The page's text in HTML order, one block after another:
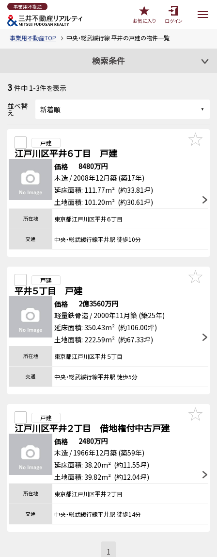
事業用不動産
お気に入り
ログイン
事業用不動産TOP 中央・総武緩行線 平井の戸建の物件一覧
検索条件
3 件中 1-3件を表示
並べ替
え
戸建
江戸川区平井６丁目 戸建
価格
8480万円
木造 / 2008年12月築 (築17年)
延床面積: 111.77m² (約33.81坪)
土地面積: 101.20m² (約30.61坪)
所在地 東京都江戸川区平井６丁目
交通 中央・総武緩行線平井駅 徒歩10分
戸建
平井５丁目 戸建
価格
2億3560万円
軽量鉄骨造 / 2000年11月築 (築25年)
延床面積: 350.43m² (約106.00坪)
土地面積: 222.59m² (約67.33坪)
所在地 東京都江戸川区平井５丁目
交通 中央・総武緩行線平井駅 徒歩5分
戸建
江戸川区平井２丁目 借地権付中古戸建
価格
2480万円
木造 / 1966年12月築 (築59年)
延床面積: 38.20m² (約11.55坪)
土地面積: 39.82m² (約12.04坪)
所在地 東京都江戸川区平井２丁目
交通 中央・総武緩行線平井駅 徒歩14分
1